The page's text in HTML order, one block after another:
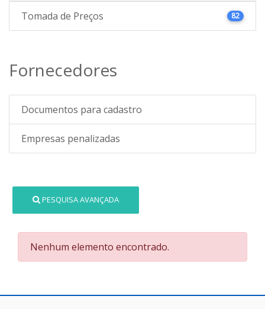
Tomada de Preços 82
Fornecedores
Documentos para cadastro
Empresas penalizadas
PESQUISA AVANÇADA
Nenhum elemento encontrado.